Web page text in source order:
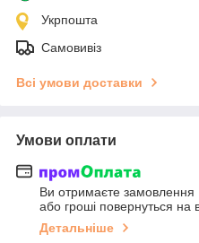
Укрпошта
Самовивіз
Всі умови доставки
Умови оплати
Ви отримаєте замовлення
або гроші повернуться на
Детальніше